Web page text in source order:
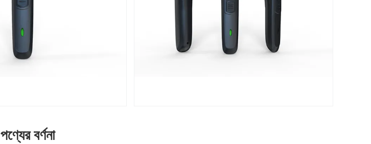
পণ্যের বর্ণনা